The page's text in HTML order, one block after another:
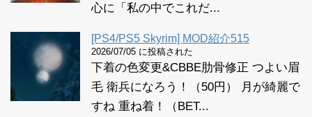
心に「私の中でこれだ...
[PS4/PS5 Skyrim] MOD紹介515
2026/07/05 に投稿された
下着の色変更&CBBE肋骨修正 つよい眉
毛 衛兵になろう！（50円） 月が綺麗で
すね 重ね着！（BET...